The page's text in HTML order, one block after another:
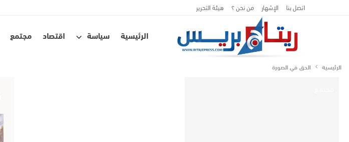
اتصل بنا الإشهار من نحن ؟ هيئة التحرير
الرئيسية سياسة اقتصاد مجتمع
الرئيسية الحق في الصورة